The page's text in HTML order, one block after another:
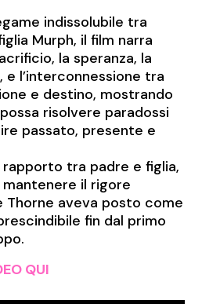
indissolubile tra
Murph, il film narra
la speranza, la
e l’interconnessione tra
e destino, mostrando
risolvere paradossi
passato, presente e
tra padre e figlia,
il rigore
aveva posto come
fin dal primo
QUI